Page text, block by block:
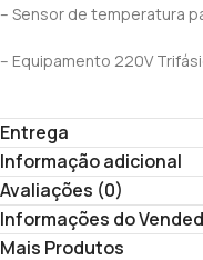
– Sensor de temperatura
– Equipamento 220V
Entrega
Informação adicional
Avaliações (0)
Informações do
Mais Produtos